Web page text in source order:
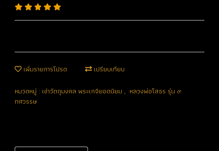
เพิ่มรายการโปรด เปรียบเทียบ
หมวดหมู่ : เช่าวัตถุมงคล พระเกจิยอดนิยม , หลวงพ่อโสธร รุ่น ๙
ทศวรรษ